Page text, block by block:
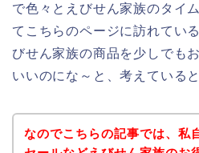
で色々とえびせん家族のタイ
てこちらのページに訪れてい
びせん家族の商品を少しでも
いいのにな～と、考えている
なのでこちらの記事では、私